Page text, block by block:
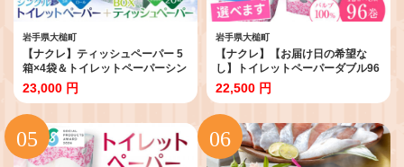
岩手県大槌町
【ナクレ】ティッシュペーパー 5
箱×4袋＆トイレットペーパーシン
グル12ロール×3袋セット【思いや
り型返礼品(支援型)】
23,000 円
岩手県大槌町
【ナクレ】【お届け日の希望な
し】トイレットペーパーダブル96
ロール（12ロール×8袋）
22,500 円